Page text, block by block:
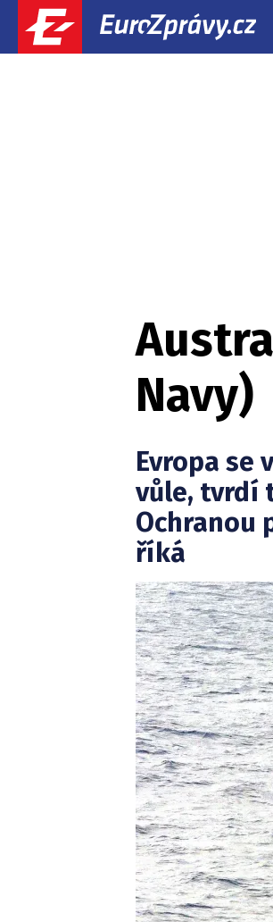
Navy)
Evropa se
vůle, tvrdí
Ochranou
říká